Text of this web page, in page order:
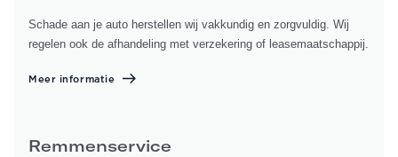
Schade aan je auto herstellen wij vakkundig en zorgvuldig. Wij
regelen ook de afhandeling met verzekering of leasemaatschappij.
Meer informatie
Remmenservice